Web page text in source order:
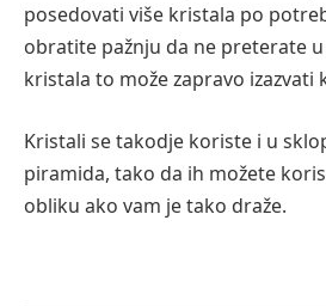
posedovati više kristala po
obratite pažnju da ne preterate
kristala to može zapravo izazvati
Kristali se takodje koriste i u
piramida, tako da ih možete
obliku ako vam je tako draže.